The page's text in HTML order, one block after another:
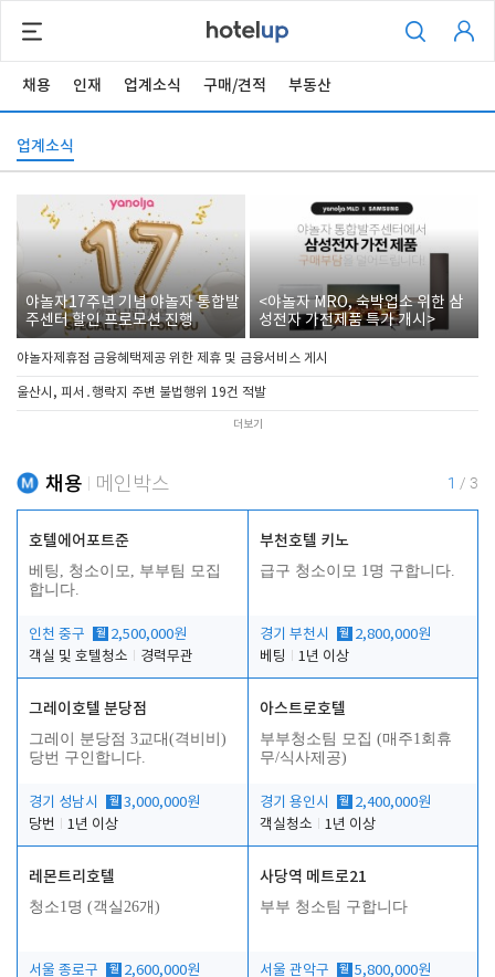
채용 인재 업계소식 구매/견적 부동산
업계소식
야놀자17주년 기념 야놀자 통합발
주센터 할인 프로모션 진행
<야놀자 MRO, 숙박업소 위한 삼
성전자 가전제품 특가 개시>
야놀자제휴점 금융혜택제공 위한 제휴 및 금융서비스 게시
울산시, 피서․행락지 주변 불법행위 19건 적발
더보기
채용 메인박스 1 / 3
호텔에어포트준
베팅, 청소이모, 부부팀 모집
합니다.
인천 중구 월 2,500,000원
객실 및 호텔청소
경력무관
부천호텔 키노
급구 청소이모 1명 구합니다.
경기 부천시 월 2,800,000원
베팅
1년 이상
그레이호텔 분당점
그레이 분당점 3교대(격비비)
당번 구인합니다.
경기 성남시 월 3,000,000원
당번
1년 이상
아스트로호텔
부부청소팀 모집 (매주1회휴
무/식사제공)
경기 용인시 월 2,400,000원
객실청소
1년 이상
레몬트리호텔
청소1명 (객실26개)
서울 종로구 월 2,600,000원
사당역 메트로21
부부 청소팀 구합니다
서울 관악구 월 5,800,000원